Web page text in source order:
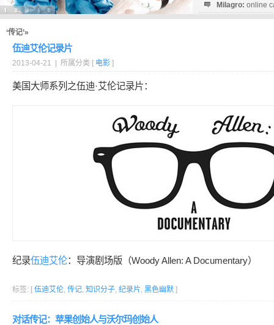
Milagro: online
‘传记’»
伍迪艾伦记录片
2013-04-21 | 所属分类 [ 电影 ]
美国大师系列之伍迪·艾伦记录片：
纪录伍迪艾伦：导演剧场版（Woody Allen: A Documentary）
标签: [ 伍迪艾伦, 传记, 知识分子, 纪录片, 黑色幽默 ]
对话传记：苹果创始人与沃尔玛创始人